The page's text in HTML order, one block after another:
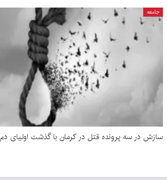
جامعه
سازش در سه پرونده قتل در کرمان با گذشت اولیای دم